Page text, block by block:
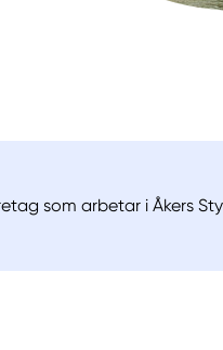
som arbetar i Åkers